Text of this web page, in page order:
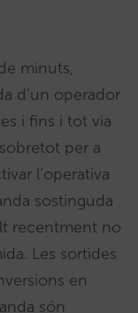
minuts,
d’un operador
i fins i tot via
per a
l’operativa
sostinguda
recentment no
Les sortides
en
són